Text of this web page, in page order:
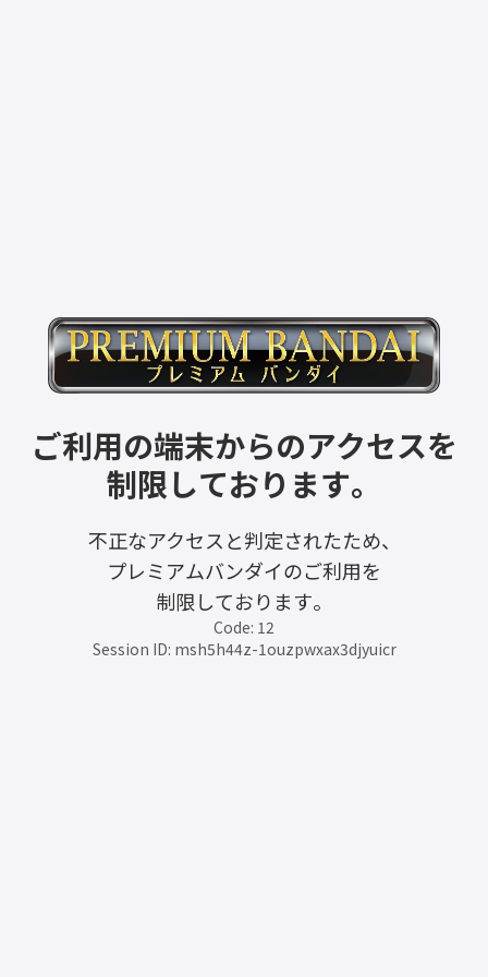
ご利用の端末からのアクセスを
制限しております。
不正なアクセスと判定されたため、
プレミアムバンダイのご利用を
制限しております。
Code: 12
Session ID: msh5h44z-1ouzpwxax3djyuicr